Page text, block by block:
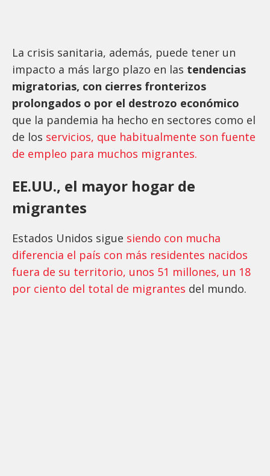
La crisis sanitaria, además, puede tener un
impacto a más largo plazo en las tendencias
migratorias, con cierres fronterizos
prolongados o por el destrozo económico
que la pandemia ha hecho en sectores como el
de los servicios, que habitualmente son fuente
de empleo para muchos migrantes.
EE.UU., el mayor hogar de
migrantes
Estados Unidos sigue siendo con mucha
diferencia el país con más residentes nacidos
fuera de su territorio, unos 51 millones, un 18
por ciento del total de migrantes del mundo.